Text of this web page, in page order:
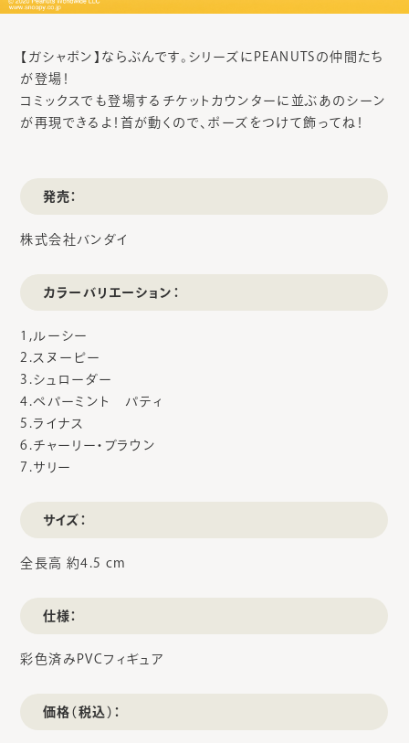
【ガシャポン】ならぶんです。シリーズにPEANUTSの仲間たち
が登場！
コミックスでも登場するチケットカウンターに並ぶあのシーン
が再現できるよ！首が動くので、ポーズをつけて飾ってね！
発売：
株式会社バンダイ
カラーバリエーション：
1,ルーシー
2.スヌーピー
3.シュローダー
4.ペパーミント パティ
5.ライナス
6.チャーリー・ブラウン
7.サリー
サイズ：
全長高 約4.5 cm
仕様：
彩色済みPVCフィギュア
価格（税込）：